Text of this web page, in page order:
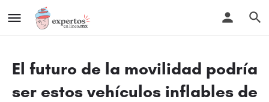
El futuro de la movilidad podría
ser estos vehículos inflables de